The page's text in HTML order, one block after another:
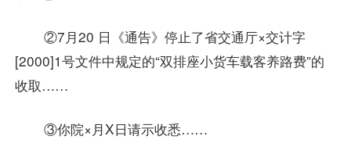
②7月20 日《通告》停止了省交通厅×交计字
[2000]1号文件中规定的“双排座小货车载客养路费”的
收取……
③你院×月X日请示收悉……